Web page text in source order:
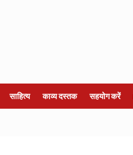
साहित्य काव्य दस्तक सहयोग करें